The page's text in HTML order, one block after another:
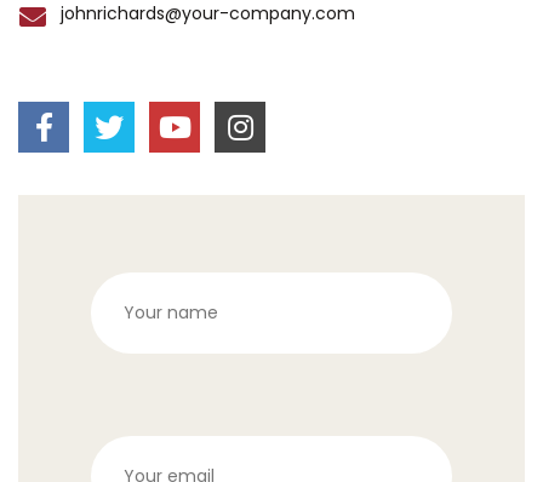
johnrichards@your-company.com